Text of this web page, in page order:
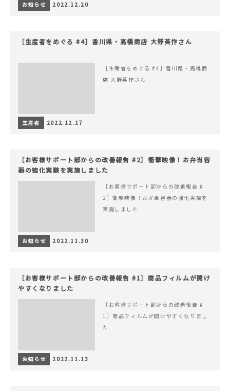
お知らせ 2022.12.20
［生産者をめぐる #4］香川県・高橋商店 大野英作さん
［生産者をめぐる #4］香川県・高橋商
店 大野英作さん
生産者 2022.12.17
［お客様サポート部からの改善報告 #2］衝撃映像！お弁当容
器の強化実験を実施しました
［お客様サポート部からの改善報告 #
2］衝撃映像！お弁当容器の強化実験を
実施しました
お知らせ 2022.11.30
［お客様サポート部からの改善報告 #1］商品フィルムが開け
やすくなりました
［お客様サポート部からの改善報告 #
1］商品フィルムが開けやすくなりまし
た
お知らせ 2022.11.13